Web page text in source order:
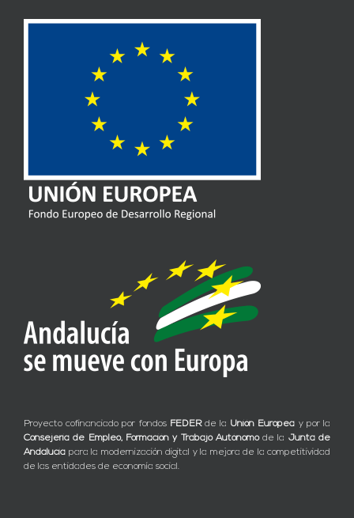
Proyecto cofinanciado por fondos FEDERde la Unión Europea y por la
Consejería de Empleo, Formación y Trabajo Autónomode la Junta de
Andalucía para la modernización digital y la mejora de la competitividad
de las entidades de economía social.